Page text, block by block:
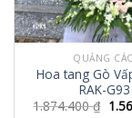
QUẢNG
Hoa tang Gò
RAK-G93
1.874.400₫